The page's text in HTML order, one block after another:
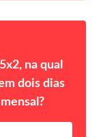
na qual
dois dias